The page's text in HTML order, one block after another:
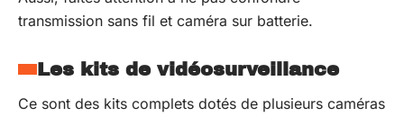
transmission sans fil et caméra sur batterie.
Les kits de vidéosurveillance
Ce sont des kits complets dotés de plusieurs caméras